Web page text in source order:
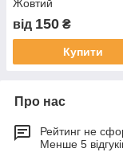
Жовтий
від 150 ₴
Купити
Про нас
Рейтинг не
Менше 5